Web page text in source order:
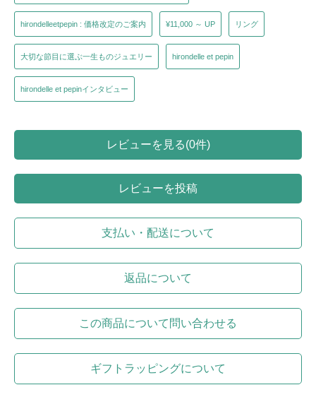
hirondelleetpepin : 価格改定のご案内 ¥11,000 ～ UP リング
大切な節目に選ぶ一生ものジュエリー hirondelle et pepin
hirondelle et pepinインタビュー
レビューを見る(0件)
レビューを投稿
支払い・配送について
返品について
この商品について問い合わせる
ギフトラッピングについて